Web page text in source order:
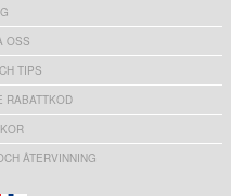
OSS
TIPS
RABATTKOD
ÅTERVINNING